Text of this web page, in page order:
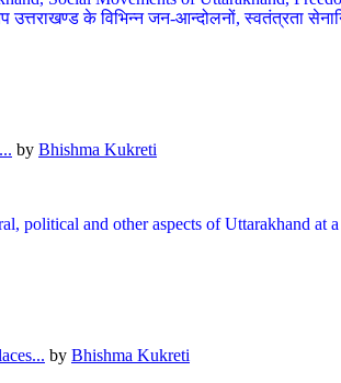
के विभिन्न जन-आन्दोलनों, स्वतंत्रता
by Bhishma Kukreti
political and other aspects of Uttarakhand
by Bhishma Kukreti